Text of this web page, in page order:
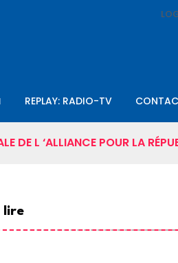
REPLAY: RADIO-TV
DE L ‘ALLIANCE POUR LA
lire